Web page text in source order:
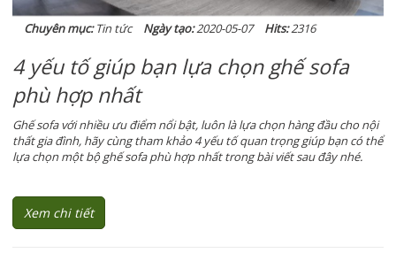
Chuyên mục:Tin tức Ngày tạo:2020-05-07 Hits:2316
4 yếu tố giúp bạn lựa chọn ghế sofa
phù hợp nhất
Ghế sofa với nhiều ưu điểm nổi bật, luôn là lựa chọn hàng đầu cho nội
thất gia đình, hãy cùng tham khảo 4 yếu tố quan trọng giúp bạn có thể
lựa chọn một bộ ghế sofa phù hợp nhất trong bài viết sau đây nhé.
Xem chi tiết